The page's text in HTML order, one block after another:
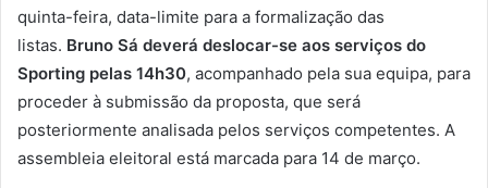
quinta-feira, data-limite para a formalização das
listas. Bruno Sá deverá deslocar-se aos serviços do
Sporting pelas 14h30, acompanhado pela sua equipa, para
proceder à submissão da proposta, que será
posteriormente analisada pelos serviços competentes. A
assembleia eleitoral está marcada para 14 de março.